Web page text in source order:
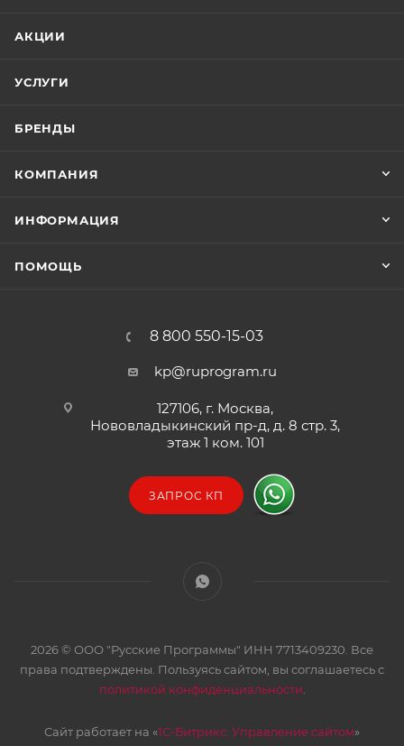
АКЦИИ
УСЛУГИ
БРЕНДЫ
КОМПАНИЯ
ИНФОРМАЦИЯ
ПОМОЩЬ
8 800 550-15-03
kp@ruprogram.ru
127106, г. Москва,
Нововладыкинский пр-д, д. 8 стр. 3,
этаж 1 ком. 101
ЗАПРОС КП
2026 © ООО "Русские Программы" ИНН 7713409230. Все
права подтверждены. Пользуясь сайтом, вы соглашаетесь с
политикой конфиденциальности
Сайт работает на «1С-Битрикс: Управление сайтом»